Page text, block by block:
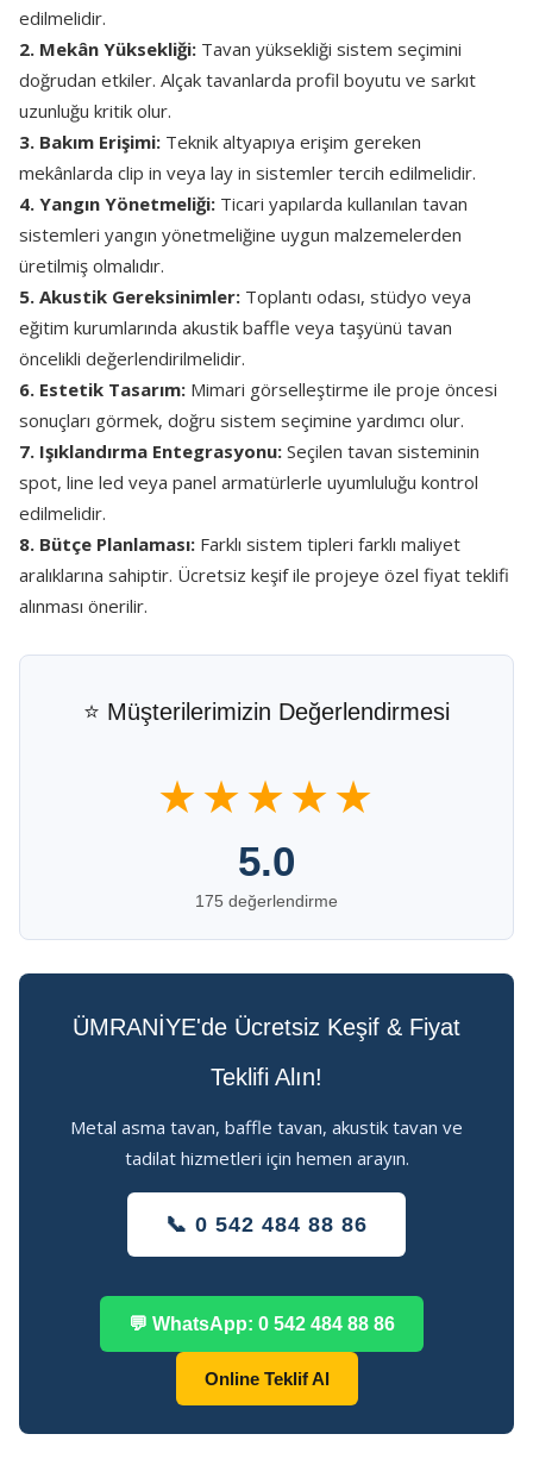
edilmelidir.
2. Mekân Yüksekliği: Tavan yüksekliği sistem seçimini
doğrudan etkiler. Alçak tavanlarda profil boyutu ve sarkıt
uzunluğu kritik olur.
3. Bakım Erişimi: Teknik altyapıya erişim gereken
mekânlarda clip in veya lay in sistemler tercih edilmelidir.
4. Yangın Yönetmeliği: Ticari yapılarda kullanılan tavan
sistemleri yangın yönetmeliğine uygun malzemelerden
üretilmiş olmalıdır.
5. Akustik Gereksinimler: Toplantı odası, stüdyo veya
eğitim kurumlarında akustik baffle veya taşyünü tavan
öncelikli değerlendirilmelidir.
6. Estetik Tasarım: Mimari görselleştirme ile proje öncesi
sonuçları görmek, doğru sistem seçimine yardımcı olur.
7. Işıklandırma Entegrasyonu: Seçilen tavan sisteminin
spot, line led veya panel armatürlerle uyumluluğu kontrol
edilmelidir.
8. Bütçe Planlaması: Farklı sistem tipleri farklı maliyet
aralıklarına sahiptir. Ücretsiz keşif ile projeye özel fiyat teklifi
alınması önerilir.
⭐ Müşterilerimizin Değerlendirmesi
★★★★★
5.0
175 değerlendirme
ÜMRANİYE'de Ücretsiz Keşif & Fiyat
Teklifi Alın!
Metal asma tavan, baffle tavan, akustik tavan ve
tadilat hizmetleri için hemen arayın.
📞 0 542 484 88 86
💬 WhatsApp: 0 542 484 88 86
Online Teklif Al